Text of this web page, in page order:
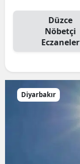
Düzce
Nöbetçi
Eczaneler
Diyarbakır